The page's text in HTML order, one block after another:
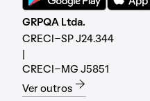
GRPQA Ltda.
CRECI-SP J24.344
CRECI-MG J5851
Ver outros